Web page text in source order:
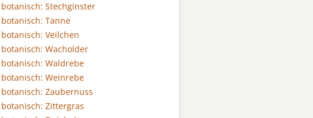
botanisch: Stechginster
botanisch: Tanne
botanisch: Veilchen
botanisch: Wacholder
botanisch: Waldrebe
botanisch: Weinrebe
botanisch: Zaubernuss
botanisch: Zittergras